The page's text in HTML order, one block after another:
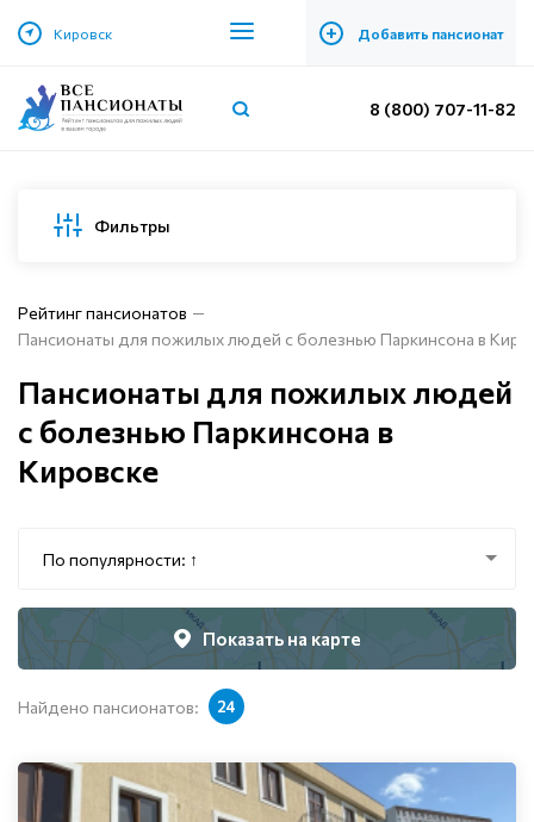
Кировск + Добавить пансионат
8 (800) 707-11-82
Фильтры
Рейтинг пансионатов
Пансионаты для пожилых людей с болезнью Паркинсона в
Пансионаты для пожилых людей
с болезнью Паркинсона в
Кировске
По популярности: ↑
Показать на карте
Найдено пансионатов: 24